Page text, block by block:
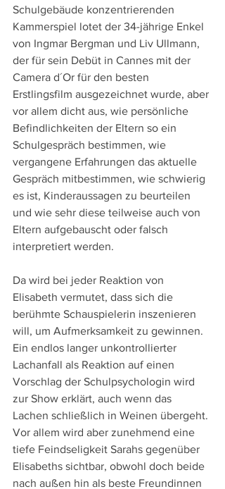
Schulgebäude konzentrierenden
Kammerspiel lotet der 34-jährige Enkel
von Ingmar Bergman und Liv Ullmann,
der für sein Debüt in Cannes mit der
Camera d´Or für den besten
Erstlingsfilm ausgezeichnet wurde, aber
vor allem dicht aus, wie persönliche
Befindlichkeiten der Eltern so ein
Schulgespräch bestimmen, wie
vergangene Erfahrungen das aktuelle
Gespräch mitbestimmen, wie schwierig
es ist, Kinderaussagen zu beurteilen
und wie sehr diese teilweise auch von
Eltern aufgebauscht oder falsch
interpretiert werden.
Da wird bei jeder Reaktion von
Elisabeth vermutet, dass sich die
berühmte Schauspielerin inszenieren
will, um Aufmerksamkeit zu gewinnen.
Ein endlos langer unkontrollierter
Lachanfall als Reaktion auf einen
Vorschlag der Schulpsychologin wird
zur Show erklärt, auch wenn das
Lachen schließlich in Weinen übergeht.
Vor allem wird aber zunehmend eine
tiefe Feindseligkeit Sarahs gegenüber
Elisabeths sichtbar, obwohl doch beide
nach außen hin als beste Freundinnen